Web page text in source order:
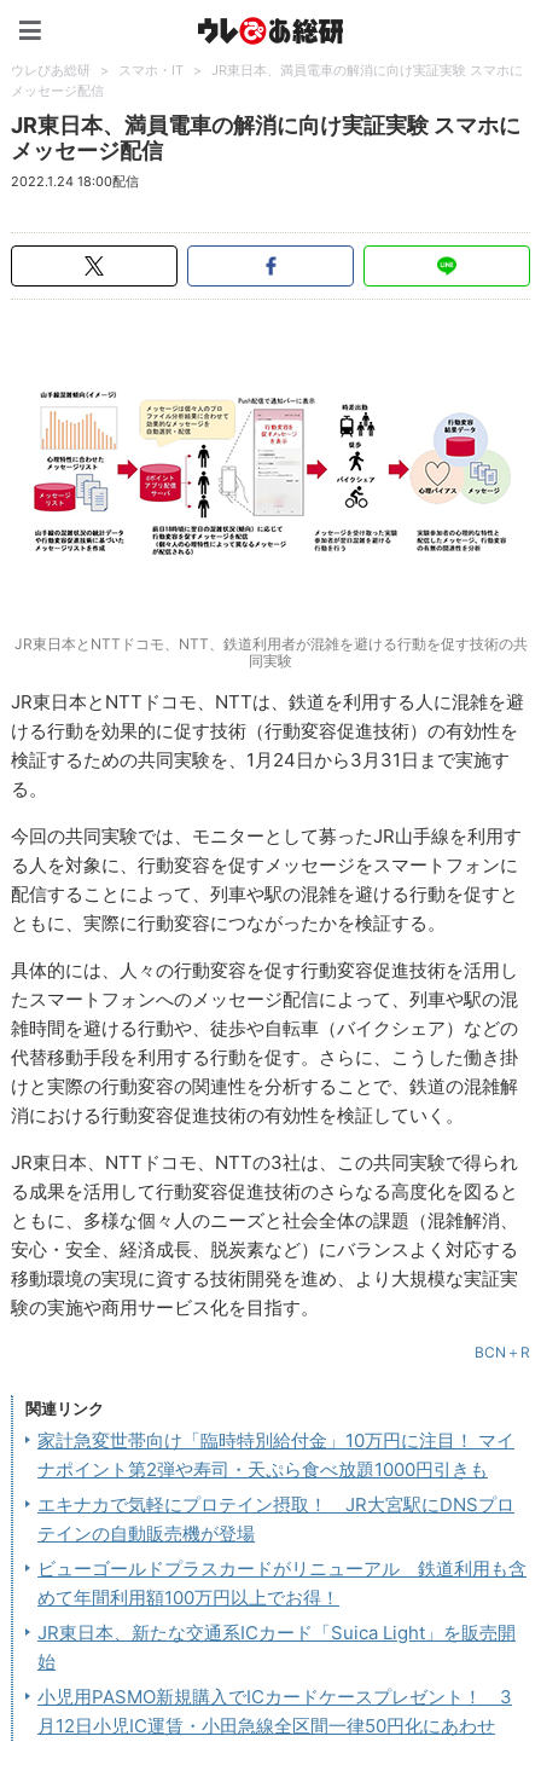
ウレぴあ総研 > スマホ・IT >
JR東日本、満員電車の解消に向け実証実験 スマホに
メッセージ配信
JR東日本、満員電車の解消に向け実証実験 スマホに
メッセージ配信
2022.1.24 18:00配信
JR東日本とNTTドコモ、NTT、鉄道利用者が混雑を避ける行動を促す技術の共
同実験
JR東日本とNTTドコモ、NTTは、鉄道を利用する人に混雑を避
ける行動を効果的に促す技術（行動変容促進技術）の有効性を
検証するための共同実験を、1月24日から3月31日まで実施す
る。
今回の共同実験では、モニターとして募ったJR山手線を利用す
る人を対象に、行動変容を促すメッセージをスマートフォンに
配信することによって、列車や駅の混雑を避ける行動を促すと
ともに、実際に行動変容につながったかを検証する。
具体的には、人々の行動変容を促す行動変容促進技術を活用し
たスマートフォンへのメッセージ配信によって、列車や駅の混
雑時間を避ける行動や、徒歩や自転車（バイクシェア）などの
代替移動手段を利用する行動を促す。さらに、こうした働き掛
けと実際の行動変容の関連性を分析することで、鉄道の混雑解
消における行動変容促進技術の有効性を検証していく。
JR東日本、NTTドコモ、NTTの3社は、この共同実験で得られ
る成果を活用して行動変容促進技術のさらなる高度化を図ると
ともに、多様な個々人のニーズと社会全体の課題（混雑解消、
安心・安全、経済成長、脱炭素など）にバランスよく対応する
移動環境の実現に資する技術開発を進め、より大規模な実証実
験の実施や商用サービス化を目指す。
BCN＋R
関連リンク
家計急変世帯向け「臨時特別給付金」10万円に注目！ マイ
ナポイント第2弾や寿司・天ぷら食べ放題1000円引きも
エキナカで気軽にプロテイン摂取！ JR大宮駅にDNSプロ
テインの自動販売機が登場
ビューゴールドプラスカードがリニューアル 鉄道利用も含
めて年間利用額100万円以上でお得！
JR東日本、新たな交通系ICカード「Suica Light」を販売開
始
小児用PASMO新規購入でICカードケースプレゼント！ 3
月12日小児IC運賃・小田急線全区間一律50円化にあわせ